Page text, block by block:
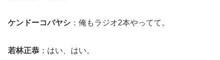
ケンドーコバヤシ ：俺もラジオ2本やってて。
若林正恭 ：はい、はい。